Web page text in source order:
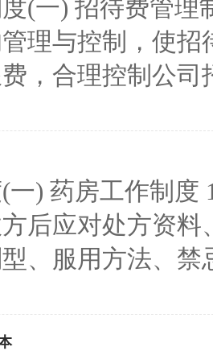
(一) 招待费管理
理与控制，使
，合理控制公
一) 药房工作制度
后应对处方资
、服用方法、